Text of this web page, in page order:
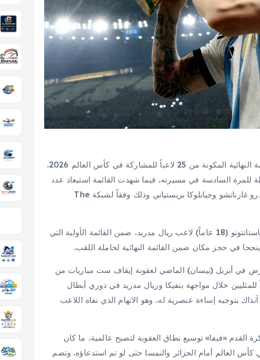
أعلن ليونيل سكالوني، مدرب منتخب الأرجنتين، القائمة النهائية المكونة من 25 لاعباً للمشاركة في كأس العالم 2026،
للمرة السادسة في مسيرته، فيما شهدت القائمة استبعاد عدد
من الأسماء البارزة يتقدمها فرانكو ماستانتونو وأليخاندرو غارناتشو وجيانلوكا بريستياني وذلك وفقاً لشبكة The
وكان بريستياني (20 عاماً) لاعب بنفيكا البرتغالي، وماستانتونو (18 عاماً) لاعب ريال مدريد، ضمن القائمة الأولية التي
في أبريل (نيسان) الماضي لعقوبة إيقاف ست مباريات من
خلال مواجهة بنفيكا وريال مدريد في دوري أبطال
بتوجيه إساءة عنصرية له، وهو الاتهام الذي نفاه اللاعب
القدم «فيفا» توسيع نطاق العقوبة لتصبح عالمية، ما كان
العالم أمام الجزائر والنمسا حتى لو تم استدعاؤه. وتضم